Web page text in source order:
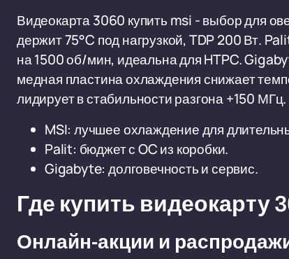
Видеокарта 3060 купить msi - выбор для
держит 75°C под нагрузкой, TDP 200 Вт.
на 1500 об/мин, идеальна для HTPC.
медная пластина охлаждения снижает
лидирует в стабильности разгона +150 МГц.
MSI: лучшее охлаждение для
Palit: бюджет с OC из коробки.
Gigabyte: долговечность и сервис.
Где купить видеокарту
Онлайн-акции и